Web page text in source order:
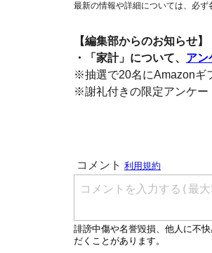
最新の情報や詳細については、必ず
【編集部からのお知らせ】
・「家計」について、 アン
※抽選で20名にAmazonギ
※謝礼付きの限定アンケー